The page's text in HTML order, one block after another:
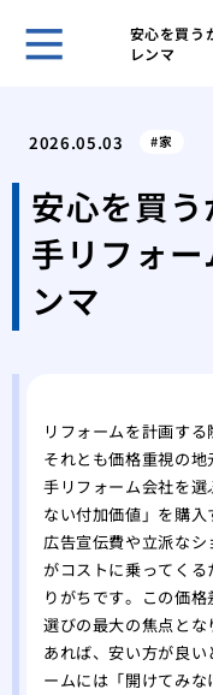
安心を買う
レンマ
2026.05.03 家
安心を買
手リフォ
ンマ
リフォームを計画す
それとも価格重視の
手リフォーム会社を
ない付加価値」を購入
広告宣伝費や立派な
がコストに乗ってく
りがちです。この価
選びの最大の焦点と
あれば、安い方が良
ームには「開けてみ